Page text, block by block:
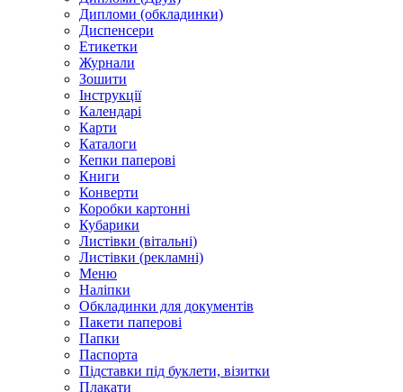
Дипломи (обкладинки)
Диспенсери
Етикетки
Журнали
Зошити
Інструкції
Календарі
Карти
Каталоги
Кепки паперові
Книги
Конверти
Коробки картонні
Кубарики
Листівки (вітальні)
Листівки (рекламні)
Меню
Наліпки
Обкладинки для документів
Пакети паперові
Папки
Паспорта
Підставки під буклети, візитки
Плакати